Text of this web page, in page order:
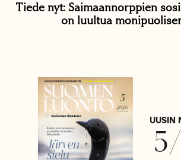
Tiede nyt: Saimaannorppien
on luultua
UUSIN